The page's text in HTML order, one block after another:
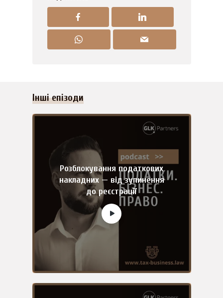
Інші епізоди
Розблокування податкових
накладних — від зупинення
до реєстрації